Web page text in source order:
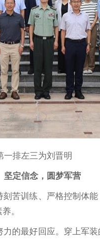
一排左三为刘晋明
坚定信念，圆梦军营
苦训练、严格控制体
。
的最好回应。穿上